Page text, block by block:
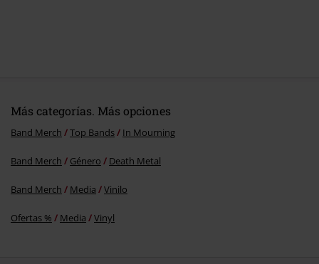
Más categorías. Más opciones
Band Merch Top Bands In Mourning
Band Merch Género Death Metal
Band Merch Media Vinilo
Ofertas % Media Vinyl